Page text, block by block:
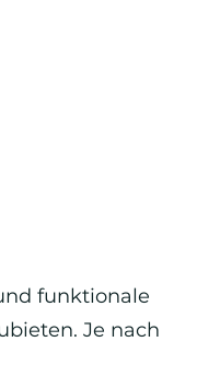
funktionale
Je nach